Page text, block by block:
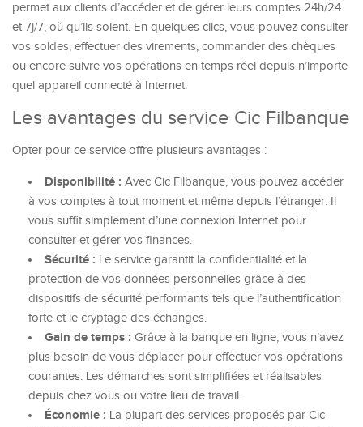
permet aux clients d’accéder et de gérer leurs comptes 24h/24
et 7j/7, où qu’ils soient. En quelques clics, vous pouvez consulter
vos soldes, effectuer des virements, commander des chèques
ou encore suivre vos opérations en temps réel depuis n’importe
quel appareil connecté à Internet.
Les avantages du service Cic Filbanque
Opter pour ce service offre plusieurs avantages :
Disponibilité : Avec Cic Filbanque, vous pouvez accéder
à vos comptes à tout moment et même depuis l’étranger. Il
vous suffit simplement d’une connexion Internet pour
consulter et gérer vos finances.
Sécurité : Le service garantit la confidentialité et la
protection de vos données personnelles grâce à des
dispositifs de sécurité performants tels que l’authentification
forte et le cryptage des échanges.
Gain de temps : Grâce à la banque en ligne, vous n’avez
plus besoin de vous déplacer pour effectuer vos opérations
courantes. Les démarches sont simplifiées et réalisables
depuis chez vous ou votre lieu de travail.
Économie : La plupart des services proposés par Cic